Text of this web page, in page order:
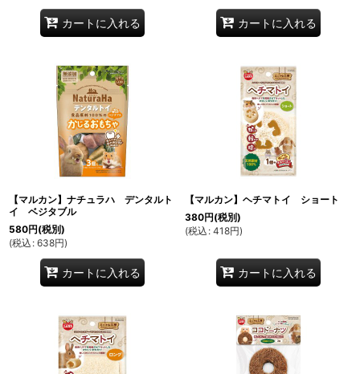
カートに入れる カートに入れる
【マルカン】ナチュラハ デンタルト
イ ベジタブル
580円(税別)
(税込 : 638円)
カートに入れる
【マルカン】ヘチマトイ ショート
380円(税別)
(税込 : 418円)
カートに入れる